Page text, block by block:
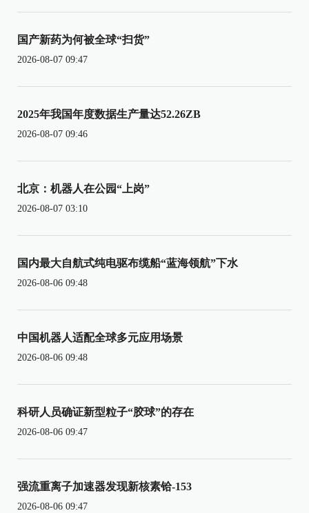
国产新药为何被全球“扫货”
2026-08-07 09:47
2025年我国年度数据生产量达52.26ZB
2026-08-07 09:46
北京：机器人在公园“上岗”
2026-08-07 03:10
国内最大自航式纯电驱布缆船“蓝海领航”下水
2026-08-06 09:48
中国机器人适配全球多元应用场景
2026-08-06 09:48
科研人员确证新型粒子“胶球”的存在
2026-08-06 09:47
强流重离子加速器发现新核素铪-153
2026-08-06 09:47